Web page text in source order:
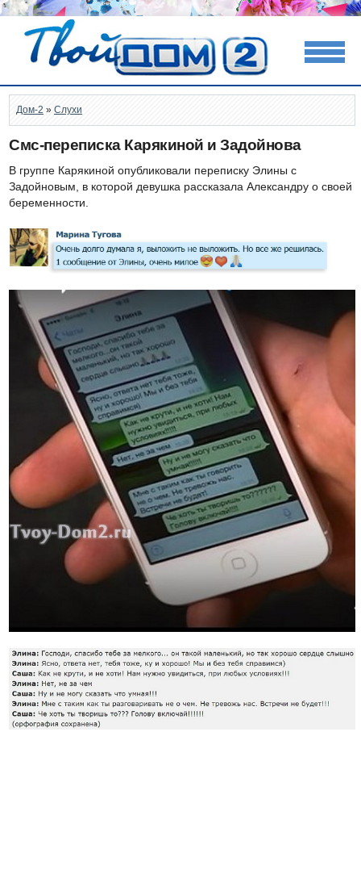
Дом-2 » Слухи
Смс-переписка Карякиной и Задойнова
В группе Карякиной опубликовали переписку Элины с
Задойновым, в которой девушка рассказала Александру о своей
беременности.